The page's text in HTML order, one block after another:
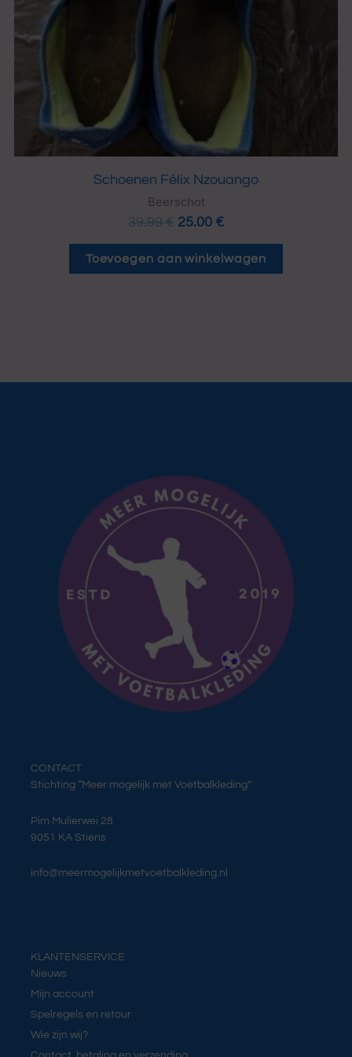
Schoenen Félix Nzouango
Beerschot
39.99€ 25.00 €
Toevoegen aan winkelwagen
CONTACT
Stichting “Meer mogelijk met Voetbalkleding”
Pim Mulierwei 28
9051 KA Stiens
info@meermogelijkmetvoetbalkleding.nl
KLANTENSERVICE
Nieuws
Mijn account
Spelregels en retour
Wie zijn wij?